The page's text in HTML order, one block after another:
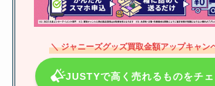
ジャニーズwest
の値段も紹介！
＼ ジャニーズグッズ買取金額アップキャン
JUSTYで高く売れるものをチ